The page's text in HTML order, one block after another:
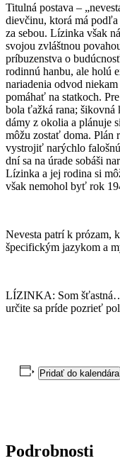
Titulná postava –
dievčinu, ktorá má
za sebou. Lízinka však
svojou zvláštnou
príbuzenstva o
rodinnú hanbu, ale holú
nariadenia odvod
pomáhať na statkoch.
bola ťažká rana;
dámy z okolia a plánuje
môžu zostať doma. Plán
vystrojiť narýchlo
dní sa na úrade sobáši
Lízinka a jej rodina si
však nemohol byť rok
Nevesta patrí k prózam,
špecifickým jazykom a
LÍZINKA: Som šťastná…
určite sa príde pozrieť
Pridať do kalendára
Podrobnosti